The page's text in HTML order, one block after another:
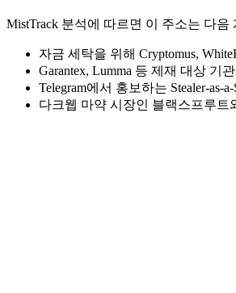
MistTrack 분석에 따르면 이 주소는 다음
자금 세탁을 위해 Cryptomus,
Garantex, Lumma 등 제재 대상 기
Telegram에서 홍보하는 Stealer-as-
다크웹 마약 시장인 블랙스프루트